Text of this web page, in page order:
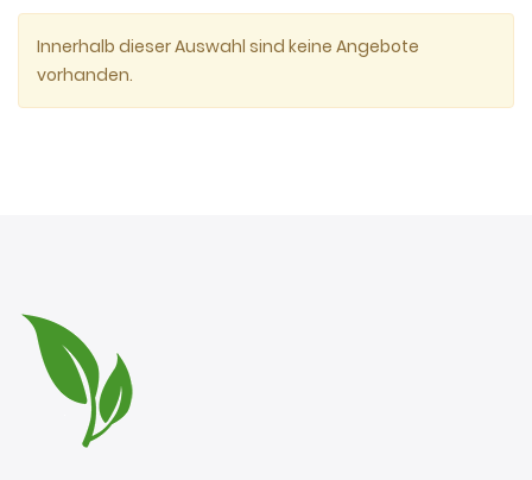
Innerhalb dieser Auswahl sind keine Angebote
vorhanden.